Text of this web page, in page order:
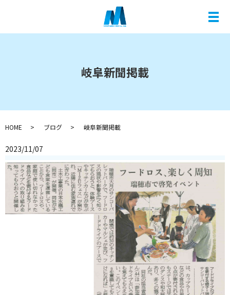
メ
岐阜新聞掲載
HOME ブログ 岐阜新聞掲載
2023/11/07